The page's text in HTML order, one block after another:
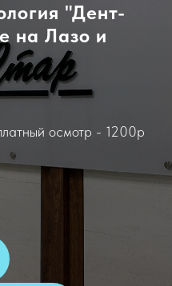
"Дент-
на Лазо и
осмотр - 1200р